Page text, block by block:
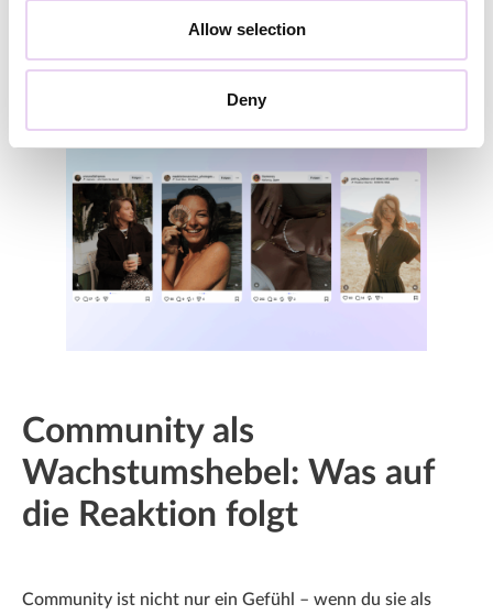
Allow selection
Deny
Community als
Wachstumshebel: Was auf
die Reaktion folgt
Community ist nicht nur ein Gefühl – wenn du sie als